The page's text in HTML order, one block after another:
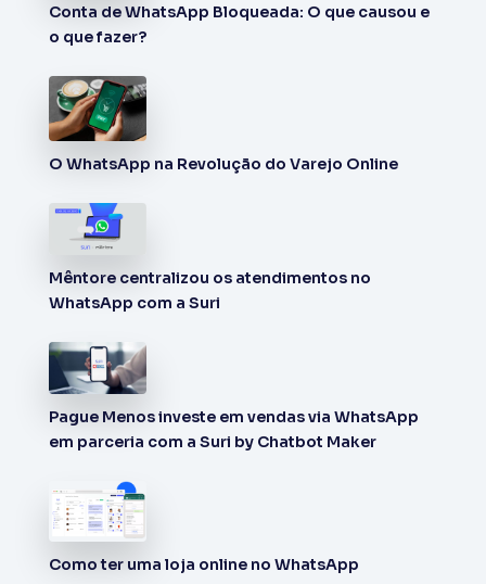
Conta de WhatsApp Bloqueada: O que causou e
o que fazer?
O WhatsApp na Revolução do Varejo Online
Mêntore centralizou os atendimentos no
WhatsApp com a Suri
Pague Menos investe em vendas via WhatsApp
em parceria com a Suri by Chatbot Maker
Como ter uma loja online no WhatsApp